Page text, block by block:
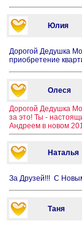
Юлия
Дорогой Дедушка
приобретение
Олеся
Дорогой Дедушка
за это! Ты -
Андреем в новом
Наталья
За Друзей!!! С
Таня